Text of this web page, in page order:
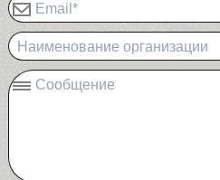
Email*
Наименование организации
Сообщение